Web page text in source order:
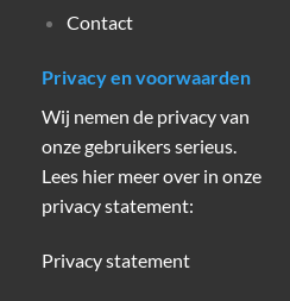
Contact
Privacy en voorwaarden
Wij nemen de privacy van
onze gebruikers serieus.
Lees hier meer over in onze
privacy statement:
Privacy statement